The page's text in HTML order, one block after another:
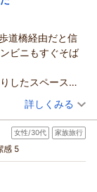
い出づくりの
でございます。
お過ごしいただ
いります。
ります。
ざいます。
信日：2026/08/05）
き、誠にあり
だきましたこ
につきましても
く拝読いたしま
よりでございま
お言葉は、私
しいただいた際
サービス向上
道橋経由だと信
ビニもすぐそば
したスペースが
も困りません。
テルにありがち
ありません。
そのまま部屋に
今回は時間都合
投稿日：2026/07/31）
ン ～ウェルカムド
詳しくみる
女性/30代 家族旅行
感 5